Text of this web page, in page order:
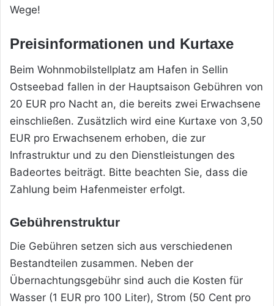
Wege!
Preisinformationen und Kurtaxe
Beim Wohnmobilstellplatz am Hafen in Sellin
Ostseebad fallen in der Hauptsaison Gebühren von
20 EUR pro Nacht an, die bereits zwei Erwachsene
einschließen. Zusätzlich wird eine Kurtaxe von 3,50
EUR pro Erwachsenem erhoben, die zur
Infrastruktur und zu den Dienstleistungen des
Badeortes beiträgt. Bitte beachten Sie, dass die
Zahlung beim Hafenmeister erfolgt.
Gebührenstruktur
Die Gebühren setzen sich aus verschiedenen
Bestandteilen zusammen. Neben der
Übernachtungsgebühr sind auch die Kosten für
Wasser (1 EUR pro 100 Liter), Strom (50 Cent pro